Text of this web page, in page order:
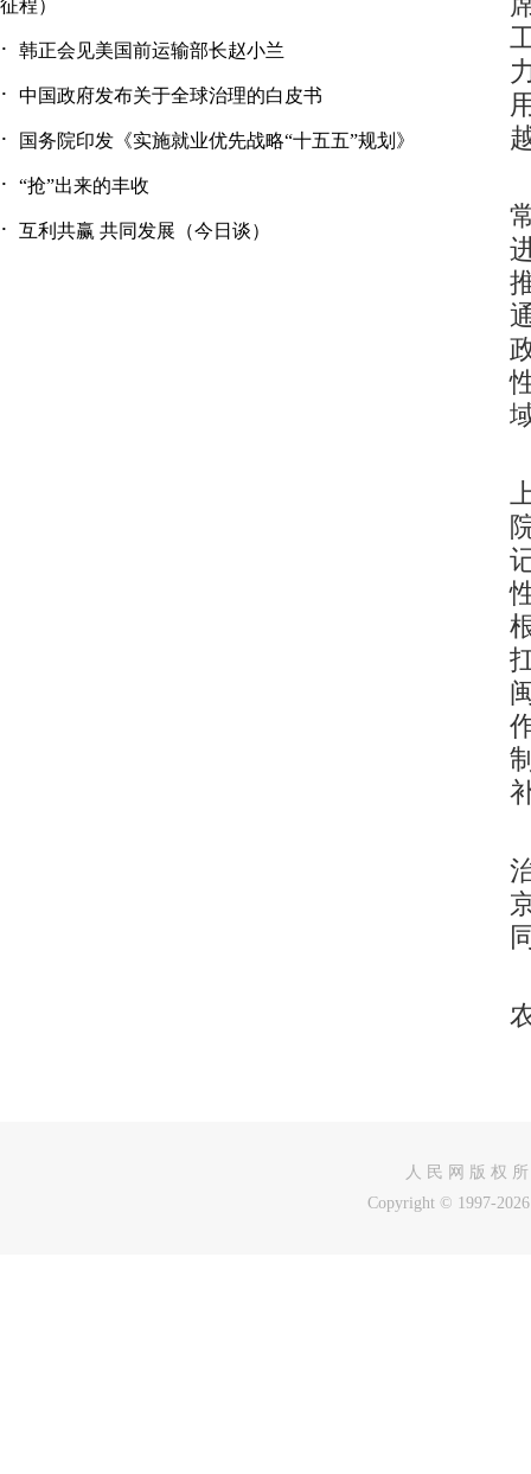
征程）
· 韩正会见美国前运输部长赵小兰
· 中国政府发布关于全球治理的白皮书
· 国务院印发《实施就业优先战略“十五五”规划》
· “抢”出来的丰收
· 互利共赢 共同发展（今日谈）
人 民 网 版 权
Copyright © 1997-